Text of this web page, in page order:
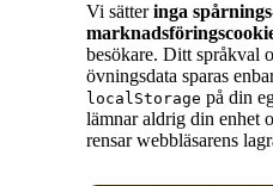
Vi sätteringa
besökare. Ditt språkval
övningsdata sparas
localStorage på din
lämnar aldrig din enhet
rensar webbläsarens